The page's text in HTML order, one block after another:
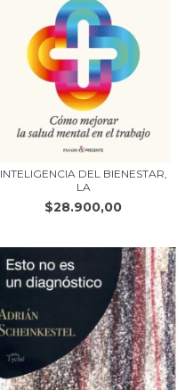
INTELIGENCIA DEL BIENESTAR,
LA
$28.900,00